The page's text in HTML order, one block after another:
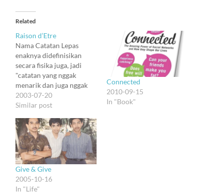
Related
Raison d’Etre
Nama Catatan Lepas
enaknya didefinisikan
secara fisika juga, jadi
"catatan yang nggak
menarik dan juga nggak
mendorong." Tapi kenapa
sih catatan ini harus ada?
punya fitrah untuk
menulis? Kenapa kita
justru menginvestasikan
waktu untuk membuat
tulisan carut marut di sini,
bukannya menghabiskan
waktu untuk ke luar
2003-07-20
Similar post
Connected
2010-09-15
In "Book"
Give & Give
2005-10-16
In "Life"